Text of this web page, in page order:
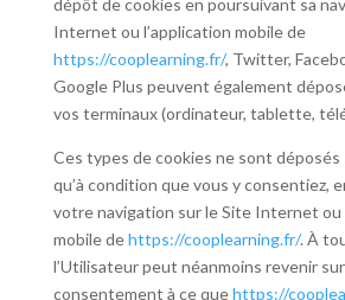
dépôt de cookies en poursuivant sa
Internet ou l’application mobile de
https://cooplearning.fr/, Twitter,
Google Plus peuvent également
vos terminaux (ordinateur, tablette,
Ces types de cookies ne sont
qu’à condition que vous y consentiez,
votre navigation sur le Site Internet ou
mobile dehttps://cooplearning.fr/. À
l’Utilisateur peut néanmoins revenir
consentement à ce quehttps://